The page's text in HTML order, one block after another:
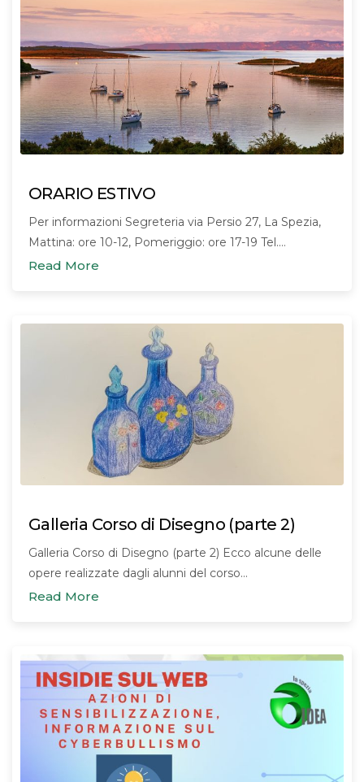
ORARIO ESTIVO
Per informazioni Segreteria via Persio 27, La Spezia,
Mattina: ore 10-12, Pomeriggio: ore 17-19 Tel.…
Read More
Galleria Corso di Disegno (parte 2)
Galleria Corso di Disegno (parte 2) Ecco alcune delle
opere realizzate dagli alunni del corso…
Read More